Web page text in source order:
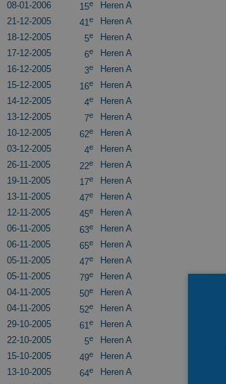
08-01-2006
15e Heren A
21-12-2005
41e Heren A
18-12-2005
5e Heren A
17-12-2005
6e Heren A
16-12-2005
3e Heren A
15-12-2005
16e Heren A
14-12-2005
4e Heren A
13-12-2005
7e Heren A
10-12-2005
62e Heren A
03-12-2005
4e Heren A
26-11-2005
22e Heren A
19-11-2005
17e Heren A
13-11-2005
47e Heren A
12-11-2005
45e Heren A
06-11-2005
63e Heren A
06-11-2005
65e Heren A
05-11-2005
47e Heren A
05-11-2005
79e Heren A
04-11-2005
50e Heren A
04-11-2005
52e Heren A
29-10-2005
61e Heren A
22-10-2005
5e Heren A
15-10-2005
49e Heren A
13-10-2005
64e Heren A